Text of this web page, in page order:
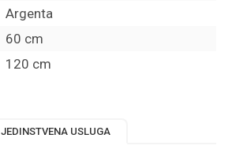
Argenta
60 cm
120 cm
JEDINSTVENA USLUGA